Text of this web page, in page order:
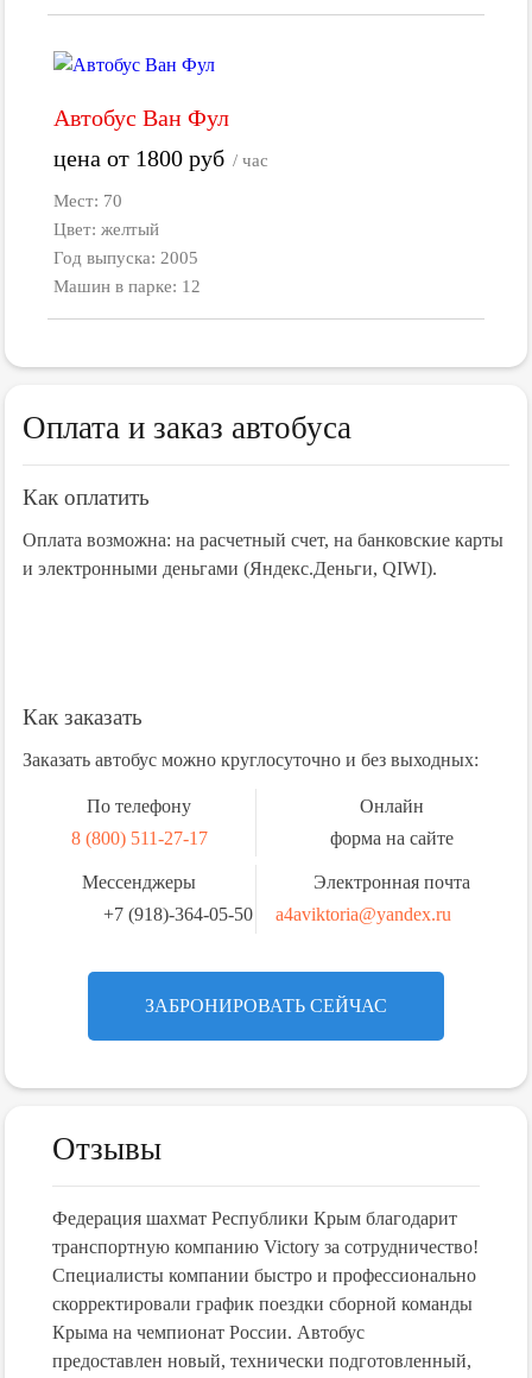
Автобус Ван Фул
цена от 1800руб / час
Мест: 70
Цвет: желтый
Год выпуска: 2005
Машин в парке: 12
Оплата и заказ автобуса
Как оплатить
Оплата возможна: на расчетный счет, на банковские карты
и электронными деньгами (Яндекс.Деньги, QIWI).
Как заказать
Заказать автобус можно круглосуточно и без выходных:
По телефону
8 (800) 511-27-17
Онлайн
форма на сайте
Мессенджеры
+7 (918)-364-05-50
Электронная почта
a4aviktoria@yandex.ru
ЗАБРОНИРОВАТЬ СЕЙЧАС
Отзывы
Федерация шахмат Республики Крым благодарит
транспортную компанию Victory за сотрудничество!
Специалисты компании быстро и профессионально
скорректировали график поездки сборной команды
Крыма на чемпионат России. Автобус
предоставлен новый, технически подготовленный,